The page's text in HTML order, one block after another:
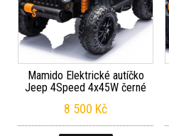
Mamido Elektrické autíčko
Jeep 4Speed 4x45W černé
8 500 Kč